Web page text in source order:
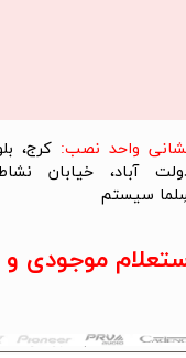
تمام حقوق این
واحد نصب: کرج،
سیستم​​​​​​​
موجودی